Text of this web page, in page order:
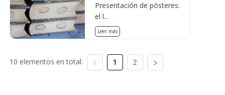
Presentación de pósteres:
el l...
Leer más
10 elementos en total: 1 2